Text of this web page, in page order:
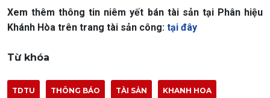
Xem thêm thông tin niêm yết bán tài sản tại Phân hiệu
Khánh Hòa trên trang tài sản công: tại đây
Từ khóa
TDTU THÔNG BÁO TÀI SẢN KHANH HOA